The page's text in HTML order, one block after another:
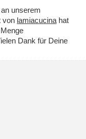
unserem
von lamiacucina hat
Dank für Deine